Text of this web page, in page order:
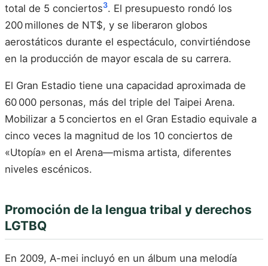
total de 5 conciertos3. El presupuesto rondó los
200 millones de NT$, y se liberaron globos
aerostáticos durante el espectáculo, convirtiéndose
en la producción de mayor escala de su carrera.
El Gran Estadio tiene una capacidad aproximada de
60 000 personas, más del triple del Taipei Arena.
Mobilizar a 5 conciertos en el Gran Estadio equivale a
cinco veces la magnitud de los 10 conciertos de
«Utopía» en el Arena—misma artista, diferentes
niveles escénicos.
Promoción de la lengua tribal y derechos
LGTBQ
En 2009, A-mei incluyó en un álbum una melodía